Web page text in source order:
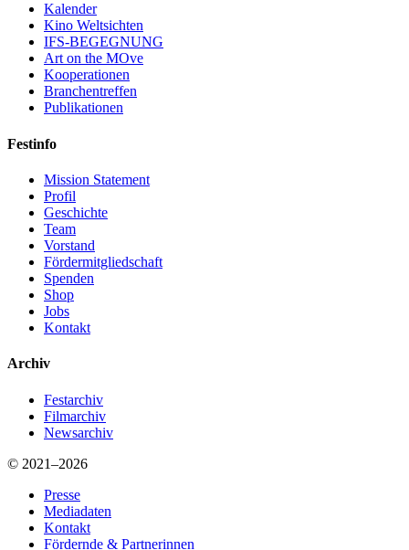
Kalender
Kino Weltsichten
IFS-BEGEGNUNG
Art on the MOve
Kooperationen
Branchentreffen
Publikationen
Festinfo
Mission Statement
Profil
Geschichte
Team
Vorstand
Fördermitgliedschaft
Spenden
Shop
Jobs
Kontakt
Archiv
Festarchiv
Filmarchiv
Newsarchiv
© 2021–2026
Presse
Mediadaten
Kontakt
Fördernde & Partnerinnen